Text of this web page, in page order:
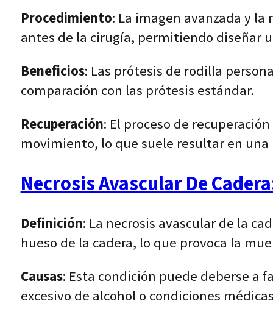
Procedimiento: La imagen avanzada y
antes de la cirugía, permitiendo diseñar
Beneficios: Las prótesis de rodilla
comparación con las prótesis estándar.
Recuperación: El proceso de
movimiento, lo que suele resultar en
Necrosis Avascular De
Definición: La necrosis avascular de la
hueso de la cadera, lo que provoca la
Causas: Esta condición puede deberse a
excesivo de alcohol o condiciones